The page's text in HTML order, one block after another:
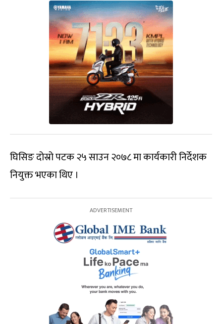
घिसिङ दोस्रो पटक २५ साउन २०७८ मा कार्यकारी निर्देशक
नियुक्त भएका थिए ।